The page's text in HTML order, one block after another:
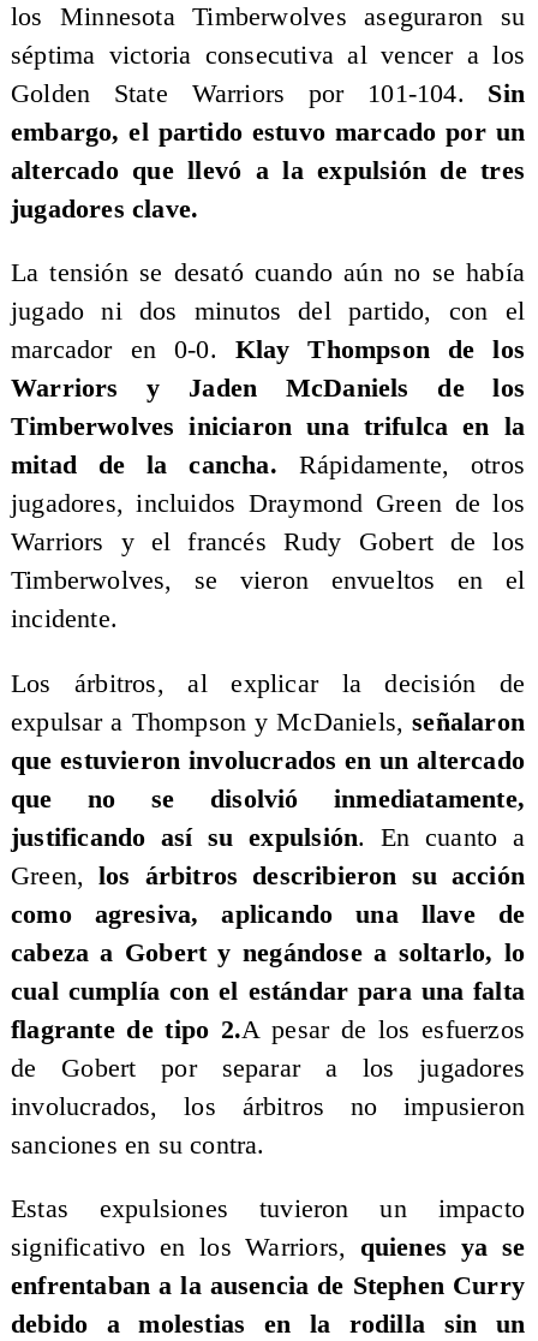
los Minnesota Timberwolves aseguraron su
séptima victoria consecutiva al vencer a los
Golden State Warriors por 101-104. Sin
embargo, el partido estuvo marcado por un
altercado que llevó a la expulsión de tres
jugadores clave.
La tensión se desató cuando aún no se había
jugado ni dos minutos del partido, con el
marcador en 0-0. Klay Thompson de los
Warriors y Jaden McDaniels de los
Timberwolves iniciaron una trifulca en la
mitad de la cancha. Rápidamente, otros
jugadores, incluidos Draymond Green de los
Warriors y el francés Rudy Gobert de los
Timberwolves, se vieron envueltos en el
incidente.
Los árbitros, al explicar la decisión de
expulsar a Thompson y McDaniels,señalaron
que estuvieron involucrados en un altercado
que no se disolvió inmediatamente,
justificando así su expulsión. En cuanto a
Green,los árbitros describieron su acción
como agresiva, aplicando una llave de
cabeza a Gobert y negándose a soltarlo, lo
cual cumplía con el estándar para una falta
flagrante de tipo 2.A pesar de los esfuerzos
de Gobert por separar a los jugadores
involucrados, los árbitros no impusieron
sanciones en su contra.
Estas expulsiones tuvieron un impacto
significativo en los Warriors, quienes ya se
enfrentaban a la ausencia de Stephen Curry
debido a molestias en la rodilla sin un